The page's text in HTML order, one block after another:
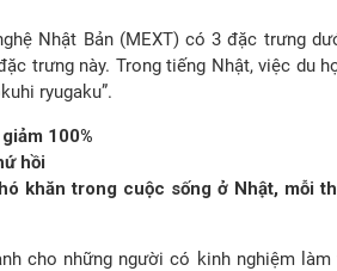
Nhật Bản (MEXT) có 3 đặc trưng
trưng này. Trong tiếng Nhật, việc du
ryugaku”.
100%
hồi
khăn trong cuộc sống ở Nhật, mỗi
cho những người có kinh nghiệm làm